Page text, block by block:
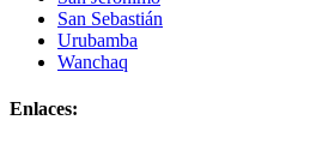
San Sebastián
Urubamba
Wanchaq
Enlaces: